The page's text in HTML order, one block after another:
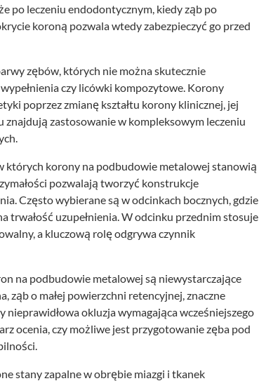
po leczeniu endodontycznym, kiedy ząb po
koroną pozwala wtedy zabezpieczyć go przed
zębów, których nie można skutecznie
czy licówki kompozytowe. Korony
poprzez zmianę kształtu korony klinicznej, jej
znajdują zastosowanie w kompleksowym leczeniu
których korony na podbudowie metalowej stanowią
pozwalają tworzyć konstrukcje
Często wybierane są w odcinkach bocznych, gdzie
trwałość uzupełnienia. W odcinku przednim stosuje
a kluczową rolę odgrywa czynnik
na podbudowie metalowej są niewystarczające
ząb o małej powierzchni retencyjnej, znaczne
okluzja wymagająca wcześniejszego
ocenia, czy możliwe jest przygotowanie zęba pod
stany zapalne w obrębie miazgi i tkanek